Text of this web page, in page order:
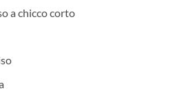
a chicco corto